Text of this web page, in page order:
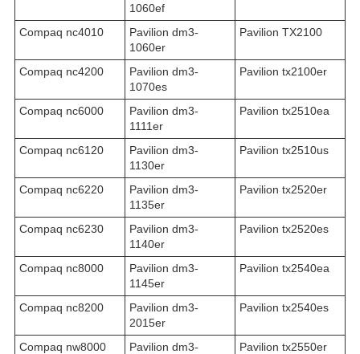
1060ef
Compaq nc4010
Pavilion dm3-
1060er
Pavilion TX2100
Compaq nc4200
Pavilion dm3-
1070es
Pavilion tx2100er
Compaq nc6000
Pavilion dm3-
1111er
Pavilion tx2510ea
Compaq nc6120
Pavilion dm3-
1130er
Pavilion tx2510us
Compaq nc6220
Pavilion dm3-
1135er
Pavilion tx2520er
Compaq nc6230
Pavilion dm3-
1140er
Pavilion tx2520es
Compaq nc8000
Pavilion dm3-
1145er
Pavilion tx2540ea
Compaq nc8200
Pavilion dm3-
2015er
Pavilion tx2540es
Compaq nw8000
Pavilion dm3-
Pavilion tx2550er